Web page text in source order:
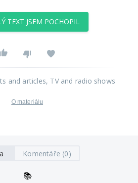
TEXT JSEM POCHOPIL
and articles, TV and radio shows
O materiálu
Komentáře (0)
📚